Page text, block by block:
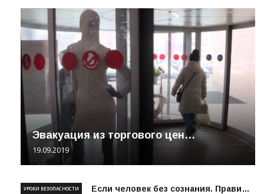
Эвакуация из торгового цен…
19.09.2019
Если человек без сознания. Прави…
УРОКИ БЕЗОПАСНОСТИ